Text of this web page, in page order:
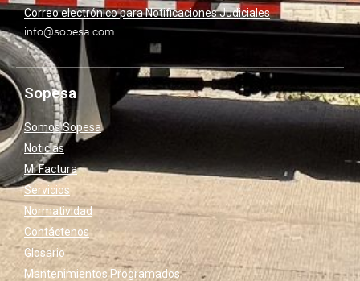
Correo electrónico para Notificaciones Judiciales
info@sopesa.com
Sopesa
Somos Sopesa
Noticias
Mi Factura
Servicios
Normatividad
Contáctenos
Glosario
Mantenimientos Programados